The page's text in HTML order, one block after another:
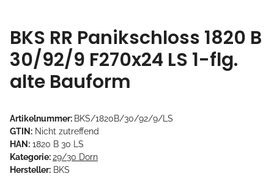
BKS RR Panikschloss 1820 B
30/92/9 F270x24 LS 1-flg.
alte Bauform
Artikelnummer: BKS/1820B/30/92/9/LS
GTIN: Nicht zutreffend
HAN: 1820 B 30 LS
Kategorie:29/30 Dorn
Hersteller: BKS